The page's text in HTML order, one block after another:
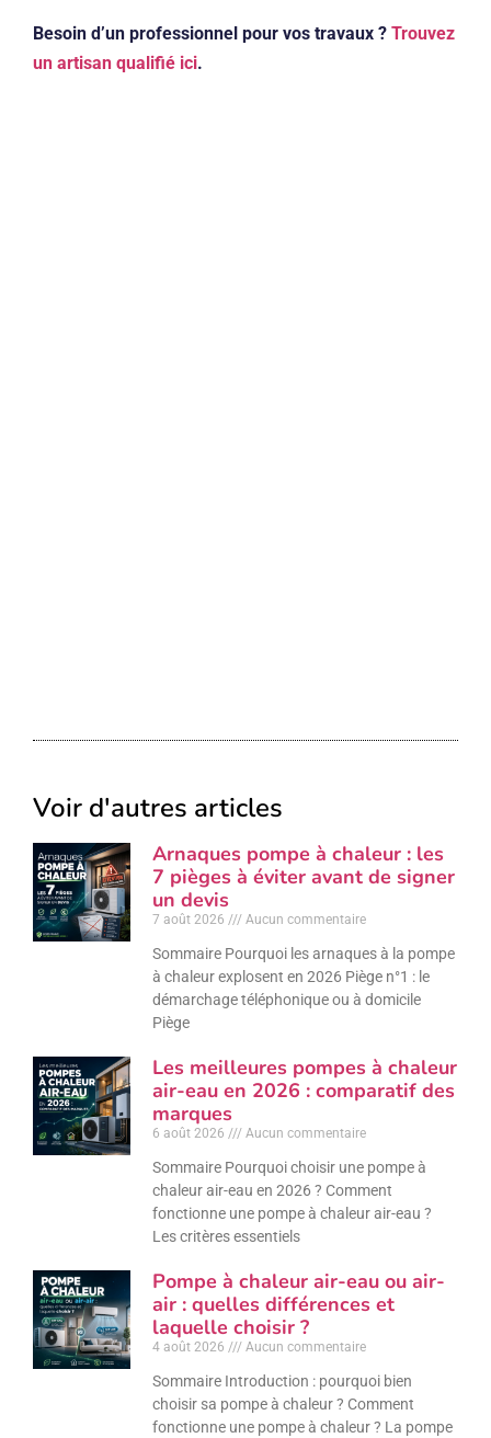
Besoin d’un professionnel pour vos travaux ? Trouvez
un artisan qualifié ici.
Voir d'autres articles
Arnaques pompe à chaleur : les
7 pièges à éviter avant de signer
un devis
7 août 2026 Aucun commentaire
Sommaire Pourquoi les arnaques à la pompe
à chaleur explosent en 2026 Piège n°1 : le
démarchage téléphonique ou à domicile
Piège
Les meilleures pompes à chaleur
air-eau en 2026 : comparatif des
marques
6 août 2026 Aucun commentaire
Sommaire Pourquoi choisir une pompe à
chaleur air-eau en 2026 ? Comment
fonctionne une pompe à chaleur air-eau ?
Les critères essentiels
Pompe à chaleur air-eau ou air-
air : quelles différences et
laquelle choisir ?
4 août 2026 Aucun commentaire
Sommaire Introduction : pourquoi bien
choisir sa pompe à chaleur ? Comment
fonctionne une pompe à chaleur ? La pompe